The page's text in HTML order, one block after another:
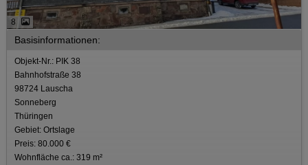
8
Basisinformationen:
Objekt-Nr.: PIK 38
Bahnhofstraße 38
98724 Lauscha
Sonneberg
Thüringen
Gebiet: Ortslage
Preis: 80.000 €
Wohnfläche ca.: 319 m²